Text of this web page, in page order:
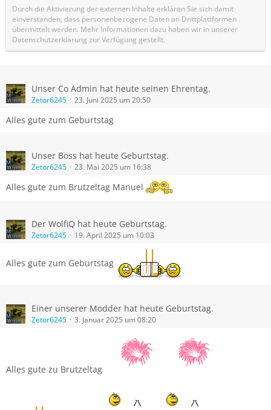
Durch die Aktivierung der externen Inhalte erklären Sie sich damit
einverstanden, dass personenbezogene Daten an Drittplattformen
übermittelt werden. Mehr Informationen dazu haben wir in unserer
Datenschutzerklärung zur Verfügung gestellt.
Unser Co Admin hat heute seinen Ehrentag.
Zetor6245 23. Juni 2025 um 20:50
Alles gute zum Geburtstag
Unser Boss hat heute Geburtstag.
Zetor6245 23. Mai 2025 um 16:38
Alles gute zum Brutzeltag Manuel
Der WolfiQ hat heute Geburtstag.
Zetor6245 19. April 2025 um 10:03
Alles gute zum Geburtstag
Einer unserer Modder hat heute Geburtstag.
Zetor6245 3. Januar 2025 um 08:20
Alles gute zu Brutzeltag